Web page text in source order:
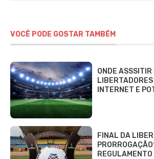
VOCÊ PODE GOSTAR TAMBÉM
ONDE ASSSITIR
INTERNET E
FINAL DA
REGULAMENTO